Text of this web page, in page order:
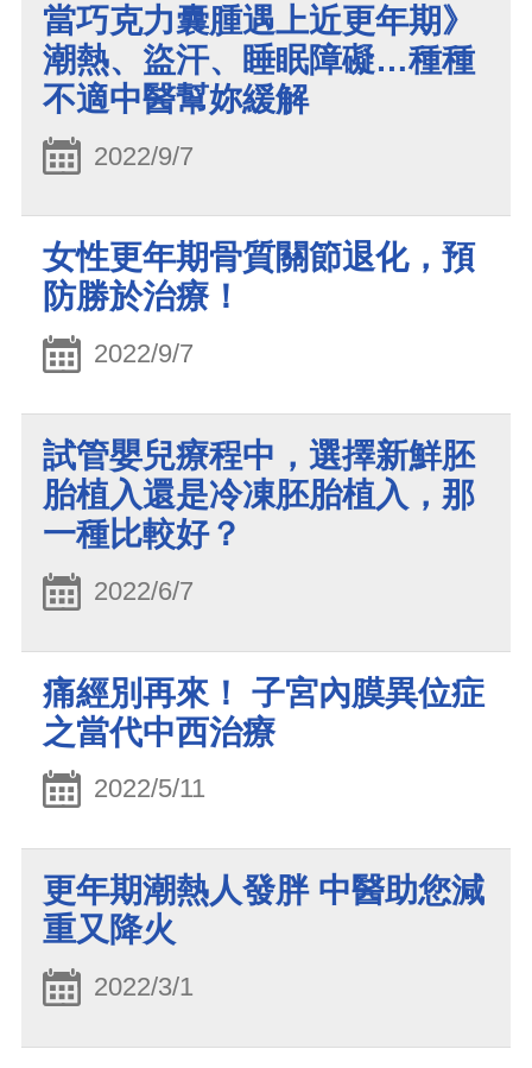
當巧克力囊腫遇上近更年期》
潮熱、盜汗、睡眠障礙…種種
不適中醫幫妳緩解
2022/9/7
女性更年期骨質關節退化，預
防勝於治療！
2022/9/7
試管嬰兒療程中，選擇新鮮胚
胎植入還是冷凍胚胎植入，那
一種比較好？
2022/6/7
痛經別再來！ 子宮內膜異位症
之當代中西治療
2022/5/11
更年期潮熱人發胖 中醫助您減
重又降火
2022/3/1